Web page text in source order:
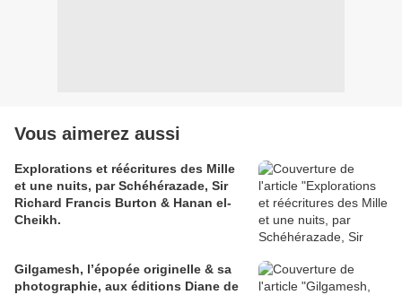
Vous aimerez aussi
Explorations et réécritures des Mille
et une nuits, par Schéhérazade, Sir
Richard Francis Burton & Hanan el-
Cheikh.
Gilgamesh, l’épopée originelle & sa
photographie, aux éditions Diane de